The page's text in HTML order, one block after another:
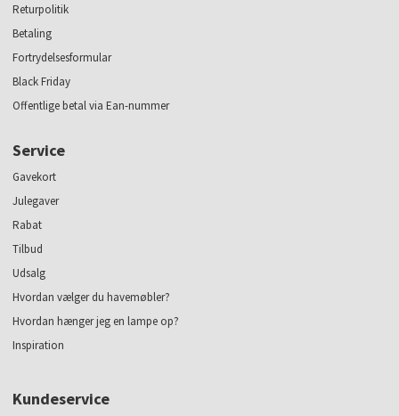
Returpolitik
Betaling
Fortrydelsesformular
Black Friday
Offentlige betal via Ean-nummer
Service
Gavekort
Julegaver
Rabat
Tilbud
Udsalg
Hvordan vælger du havemøbler?
Hvordan hænger jeg en lampe op?
Inspiration
Kundeservice